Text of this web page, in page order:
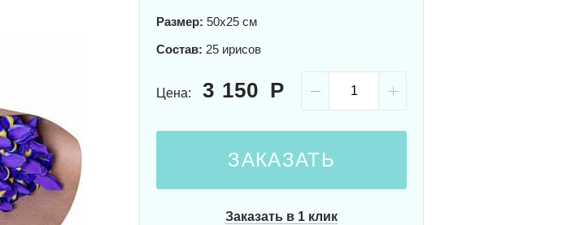
Размер: 50x25 см
Состав: 25 ирисов
Цена: 3 150
ЗАКАЗАТЬ
Заказать в 1 клик